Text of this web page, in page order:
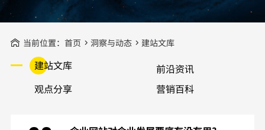
当前位置： 首页 洞察与动态 建站文库
建站文库
前沿资讯
观点分享
营销百科